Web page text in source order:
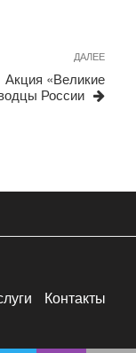
ДАЛЕЕ
Акция «Великие
России
Контакты